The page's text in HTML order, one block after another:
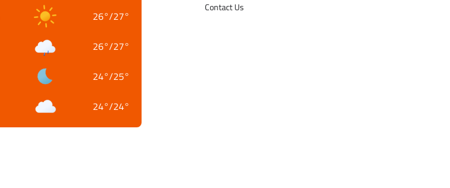
26°/27°
26°/27°
24°/25°
24°/24°
Contact Us